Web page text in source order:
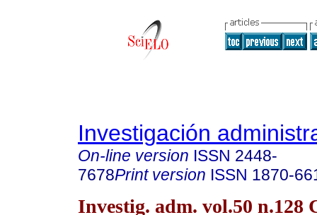
Investigación
On-line version ISSN 2448-
7678Print version ISSN 1870-
Investig. adm. vol.50 n.128